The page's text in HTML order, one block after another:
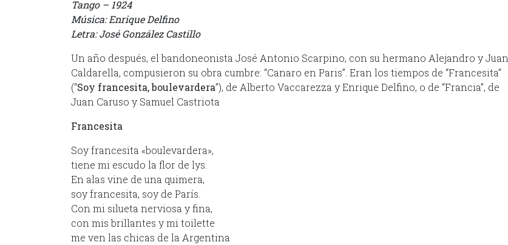
Tango – 1924
Música: Enrique Delfino
Letra: José González Castillo
Un año después, el bandoneonista José Antonio Scarpino, con su hermano Alejandro y Juan
Caldarella, compusieron su obra cumbre: “Canaro en Paris”. Eran los tiempos de “Francesita”
(“Soy francesita, boulevardera”), de Alberto Vaccarezza y Enrique Delfino, o de “Francia”, de
Juan Caruso y Samuel Castriota
Francesita
Soy francesita «boulevardera»,
tiene mi escudo la flor de lys.
En alas vine de una quimera,
soy francesita, soy de París.
Con mi silueta nerviosa y fina,
con mis brillantes y mi toilette
me ven las chicas de la Argentina